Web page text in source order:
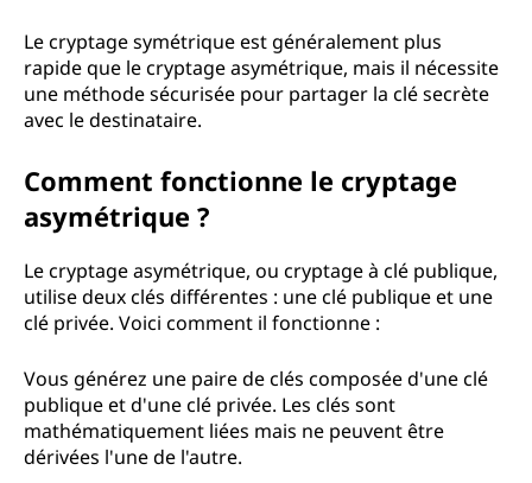
Le cryptage symétrique est généralement plus
rapide que le cryptage asymétrique, mais il nécessite
une méthode sécurisée pour partager la clé secrète
avec le destinataire.
Comment fonctionne le cryptage
asymétrique ?
Le cryptage asymétrique, ou cryptage à clé publique,
utilise deux clés différentes : une clé publique et une
clé privée. Voici comment il fonctionne :
Vous générez une paire de clés composée d'une clé
publique et d'une clé privée. Les clés sont
mathématiquement liées mais ne peuvent être
dérivées l'une de l'autre.